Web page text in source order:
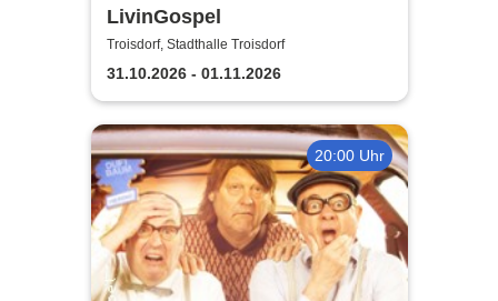
LivinGospel
Troisdorf, Stadthalle Troisdorf
31.10.2026 - 01.11.2026
20:00 Uhr